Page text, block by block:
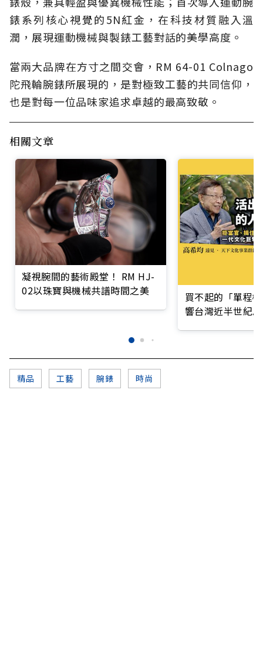
錶系列核心視覺的5N紅金，在科技材質融入溫
潤，展現運動機械與製錶工藝對話的美學高度。
當兩大品牌在方寸之間交會，RM 64-01 Colnago
陀飛輪腕錶所展現的，是對極致工藝的共同信仰，
也是對每一位品味家追求卓越的最高致敬。
相關文章
凝視腕間的藝術殿堂！ RM HJ-
02以珠寶與機械共譜時間之美
買不起的「單程
響台灣近半世紀
精品 工藝 腕錶 時尚